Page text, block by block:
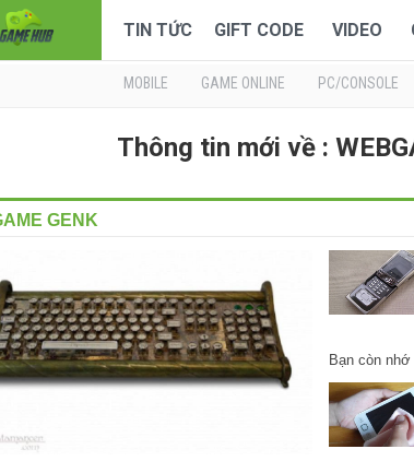
TIN TỨC GIFT CODE VIDEO
MOBILE GAME ONLINE PC/CONSOLE
Thông tin mới về :
GENK
Bạn còn